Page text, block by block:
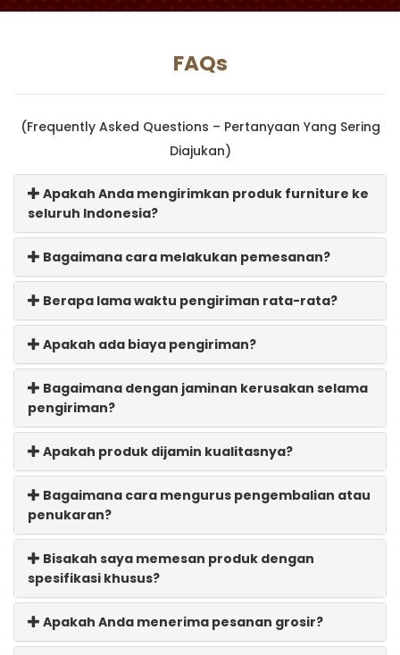
FAQs
(Frequently Asked Questions – Pertanyaan Yang Sering
Diajukan)
Apakah Anda mengirimkan produk furniture ke
seluruh Indonesia?
Bagaimana cara melakukan pemesanan?
Berapa lama waktu pengiriman rata-rata?
Apakah ada biaya pengiriman?
Bagaimana dengan jaminan kerusakan selama
pengiriman?
Apakah produk dijamin kualitasnya?
Bagaimana cara mengurus pengembalian atau
penukaran?
Bisakah saya memesan produk dengan
spesifikasi khusus?
Apakah Anda menerima pesanan grosir?